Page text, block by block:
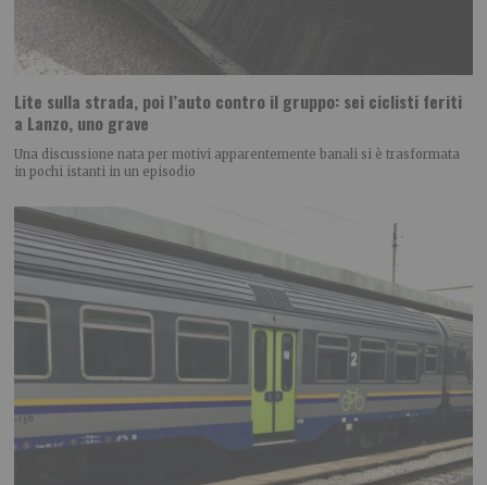
Lite sulla strada, poi l’auto contro il gruppo: sei ciclisti feriti
a Lanzo, uno grave
Una discussione nata per motivi apparentemente banali si è trasformata
in pochi istanti in un episodio